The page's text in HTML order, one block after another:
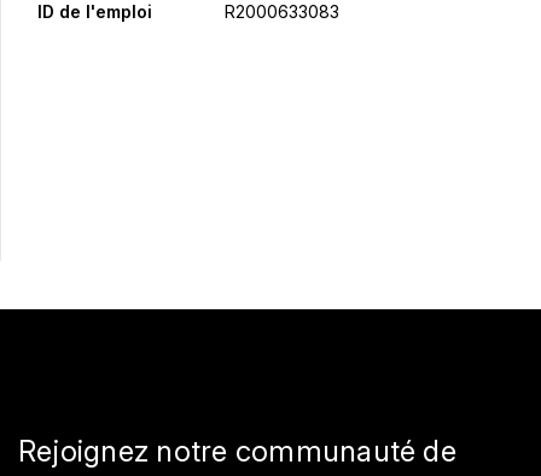
ID de l'emploi R2000633083
Rejoignez notre communauté de